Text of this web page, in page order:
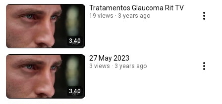
3:40
Tratamentos Glaucoma Rit TV
19 views 3 years ago
3:40
27 May 2023
3 views 3 years ago